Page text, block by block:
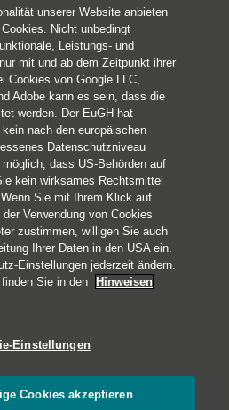
AG
unserer Website anbieten
Nicht unbedingt
Leistungs- und
mit und ab dem Zeitpunkt ihrer
Cookies von Google LLC,
Adobe kann es sein, dass die
werden. Der EuGH hat
nach den europäischen
Datenschutzniveau
dass US-Behörden auf
kein wirksames Rechtsmittel
Sie mit Ihrem Klick auf
Verwendung von Cookies
zustimmen, willigen Sie auch
Ihrer Daten in den USA ein.
Einstellungen jederzeit ändern.
Sie in den
Hinweisen
Einstellungen
Cookies akzeptieren